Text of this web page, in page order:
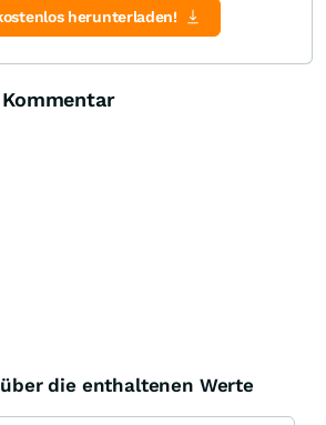
herunterladen!
die enthaltenen Werte